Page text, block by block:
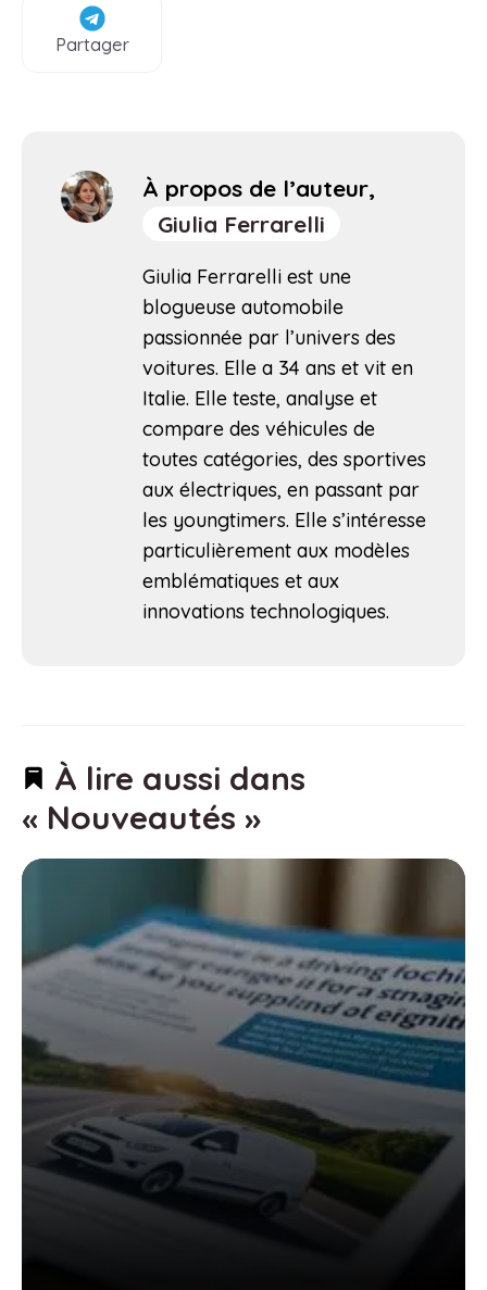
Partager
À propos de l’auteur,
Giulia Ferrarelli
Giulia Ferrarelli est une
blogueuse automobile
passionnée par l’univers des
voitures. Elle a 34 ans et vit en
Italie. Elle teste, analyse et
compare des véhicules de
toutes catégories, des sportives
aux électriques, en passant par
les youngtimers. Elle s’intéresse
particulièrement aux modèles
emblématiques et aux
innovations technologiques.
À lire aussi dans
« Nouveautés »